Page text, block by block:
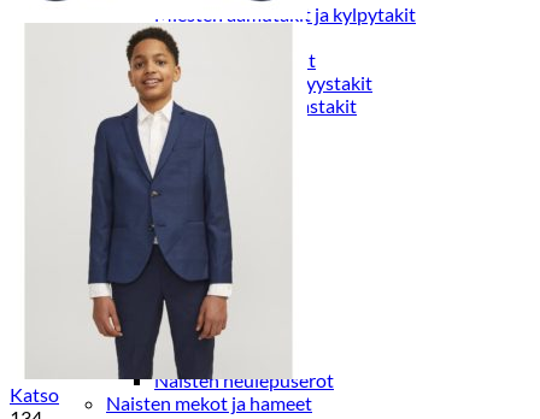
Miesten aamutakit ja kylpytakit
Miesten takit
Miesten nahkatakit
Miesten kevät-ja syystakit
Miesten villakangastakit
Miesten talvitakit
NAISET
Naisten paidat
Naisten colleget
Paidat, tunikat ja jakut
Trikoopaidat
Naisten puserot
Tunikat
Jakut ja liivit
Naisten neuleet
Naisten neuletakit
Naisten neulepuserot
Naisten mekot ja hameet
Katso